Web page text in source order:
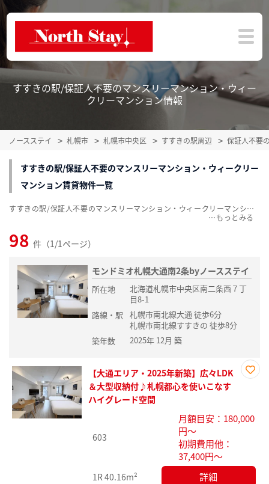
すすきの駅/保証人不要のマンスリーマンション・ウィー
クリーマンション情報
ノースステイ 札幌市 札幌市中央区 すすきの駅周辺 保証人不要
すすきの駅/保証人不要のマンスリーマンション・ウィークリー
マンション賃貸物件一覧
98 件（1/1ページ）
モンドミオ札幌大通南2条byノースステイ
所在地
北海道札幌市中央区南二条西７丁
目8-1
路線・駅
札幌市南北線大通 徒歩6分
札幌市南北線すすきの 徒歩8分
築年数
2025年 12月 築
録
【大通エリア・2025年新築】広々LDK
＆大型収納付♪札幌都心を使いこなす
ハイグレード空間
603
月額目安：180,000
円～
初期費用他：
37,400円～
1R 40.16m² 詳細
すすきの駅/保証人不要のマンスリーマンション・ウィークリーマンション賃貸物件一覧を、98件掲載中。敷金・礼金無料、家具・家電付をご紹介。こだわり条件での絞込みも簡単！
…